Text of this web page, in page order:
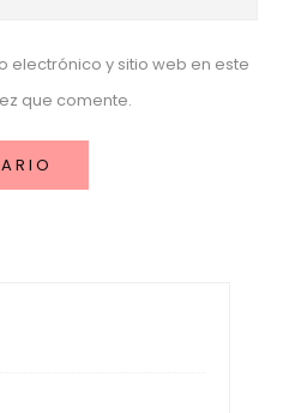
electrónico y sitio web en este
que comente.